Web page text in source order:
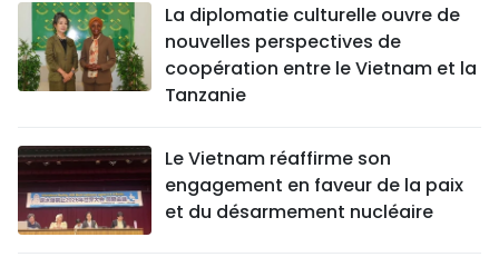
La diplomatie culturelle ouvre de
nouvelles perspectives de
coopération entre le Vietnam et la
Tanzanie
Le Vietnam réaffirme son
engagement en faveur de la paix
et du désarmement nucléaire